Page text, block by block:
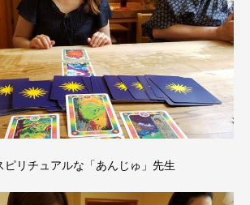
リチュアルな「あんじゅ」先生